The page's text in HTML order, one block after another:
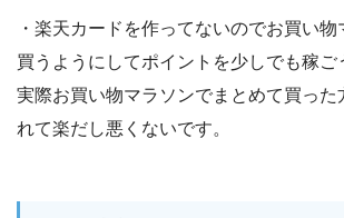
・楽天カードを作ってないのでお買い
買うようにしてポイントを少しでも稼ご
実際お買い物マラソンでまとめて買った
れて楽だし悪くないです。